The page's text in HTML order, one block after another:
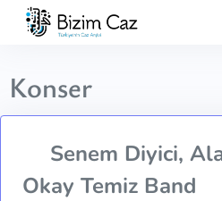
Konser
Senem Diyici,
Okay Temiz Band